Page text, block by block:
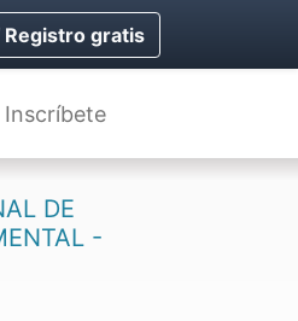
gratis
Inscríbete
DE
-